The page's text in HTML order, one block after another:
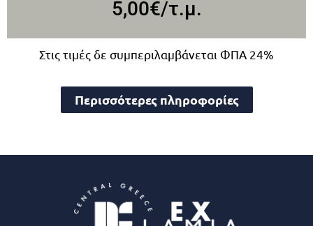
5,00€/τ.μ.
Στις τιμές δε συμπεριλαμβάνεται ΦΠΑ 24%
Περισσότερες πληροφορίες